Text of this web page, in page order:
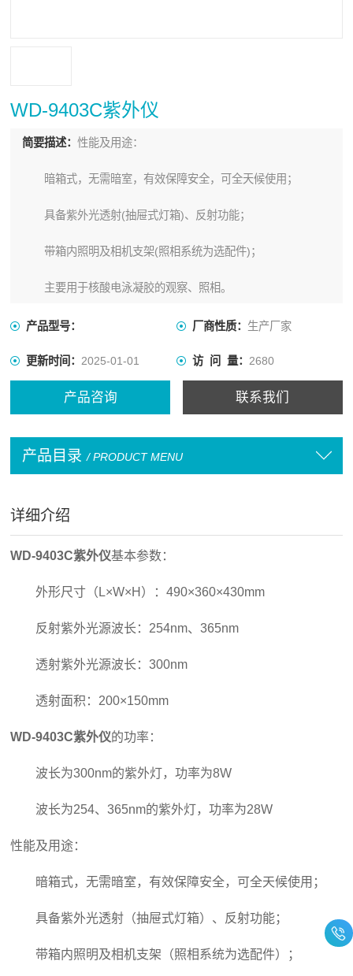
WD-9403C紫外仪
简要描述： 性能及用途：
暗箱式，无需暗室，有效保障安全，可全天候使用；
具备紫外光透射(抽屉式灯箱)、反射功能；
带箱内照明及相机支架(照相系统为选配件)；
主要用于核酸电泳凝胶的观察、照相。
产品型号： 厂商性质： 生产厂家
更新时间：2025-01-01 访 问 量： 2680
产品咨询 联系我们
产品目录 / PRODUCT MENU
详细介绍
WD-9403C紫外仪基本参数：
外形尺寸（L×W×H）：490×360×430mm
反射紫外光源波长：254nm、365nm
透射紫外光源波长：300nm
透射面积：200×150mm
WD-9403C紫外仪的功率：
波长为300nm的紫外灯，功率为8W
波长为254、365nm的紫外灯，功率为28W
性能及用途：
暗箱式，无需暗室，有效保障安全，可全天候使用；
具备紫外光透射（抽屉式灯箱）、反射功能；
带箱内照明及相机支架（照相系统为选配件）；